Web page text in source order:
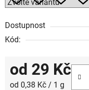
Dostupnost
Kód:
od 29 Kč
Měrná cena:
od 0,38 Kč / 1 g